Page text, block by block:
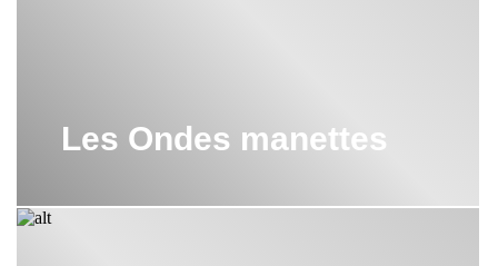
Les Ondes manettes